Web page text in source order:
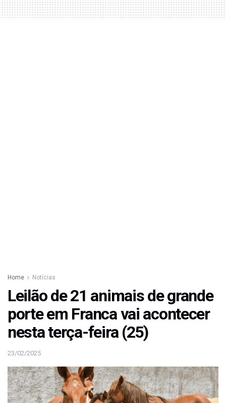
Home Notícias
Leilão de 21 animais de grande
porte em Franca vai acontecer
nesta terça-feira (25)
23/02/2025